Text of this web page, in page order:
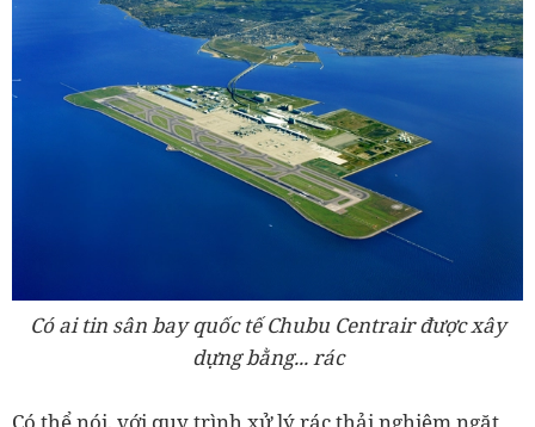
Có ai tin sân bay quốc tế Chubu Centrair được xây
dựng bằng... rác
Có thể nói, với quy trình xử lý rác thải nghiêm ngặt